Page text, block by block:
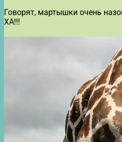
Говорят, мартышки очень
ХА!!!